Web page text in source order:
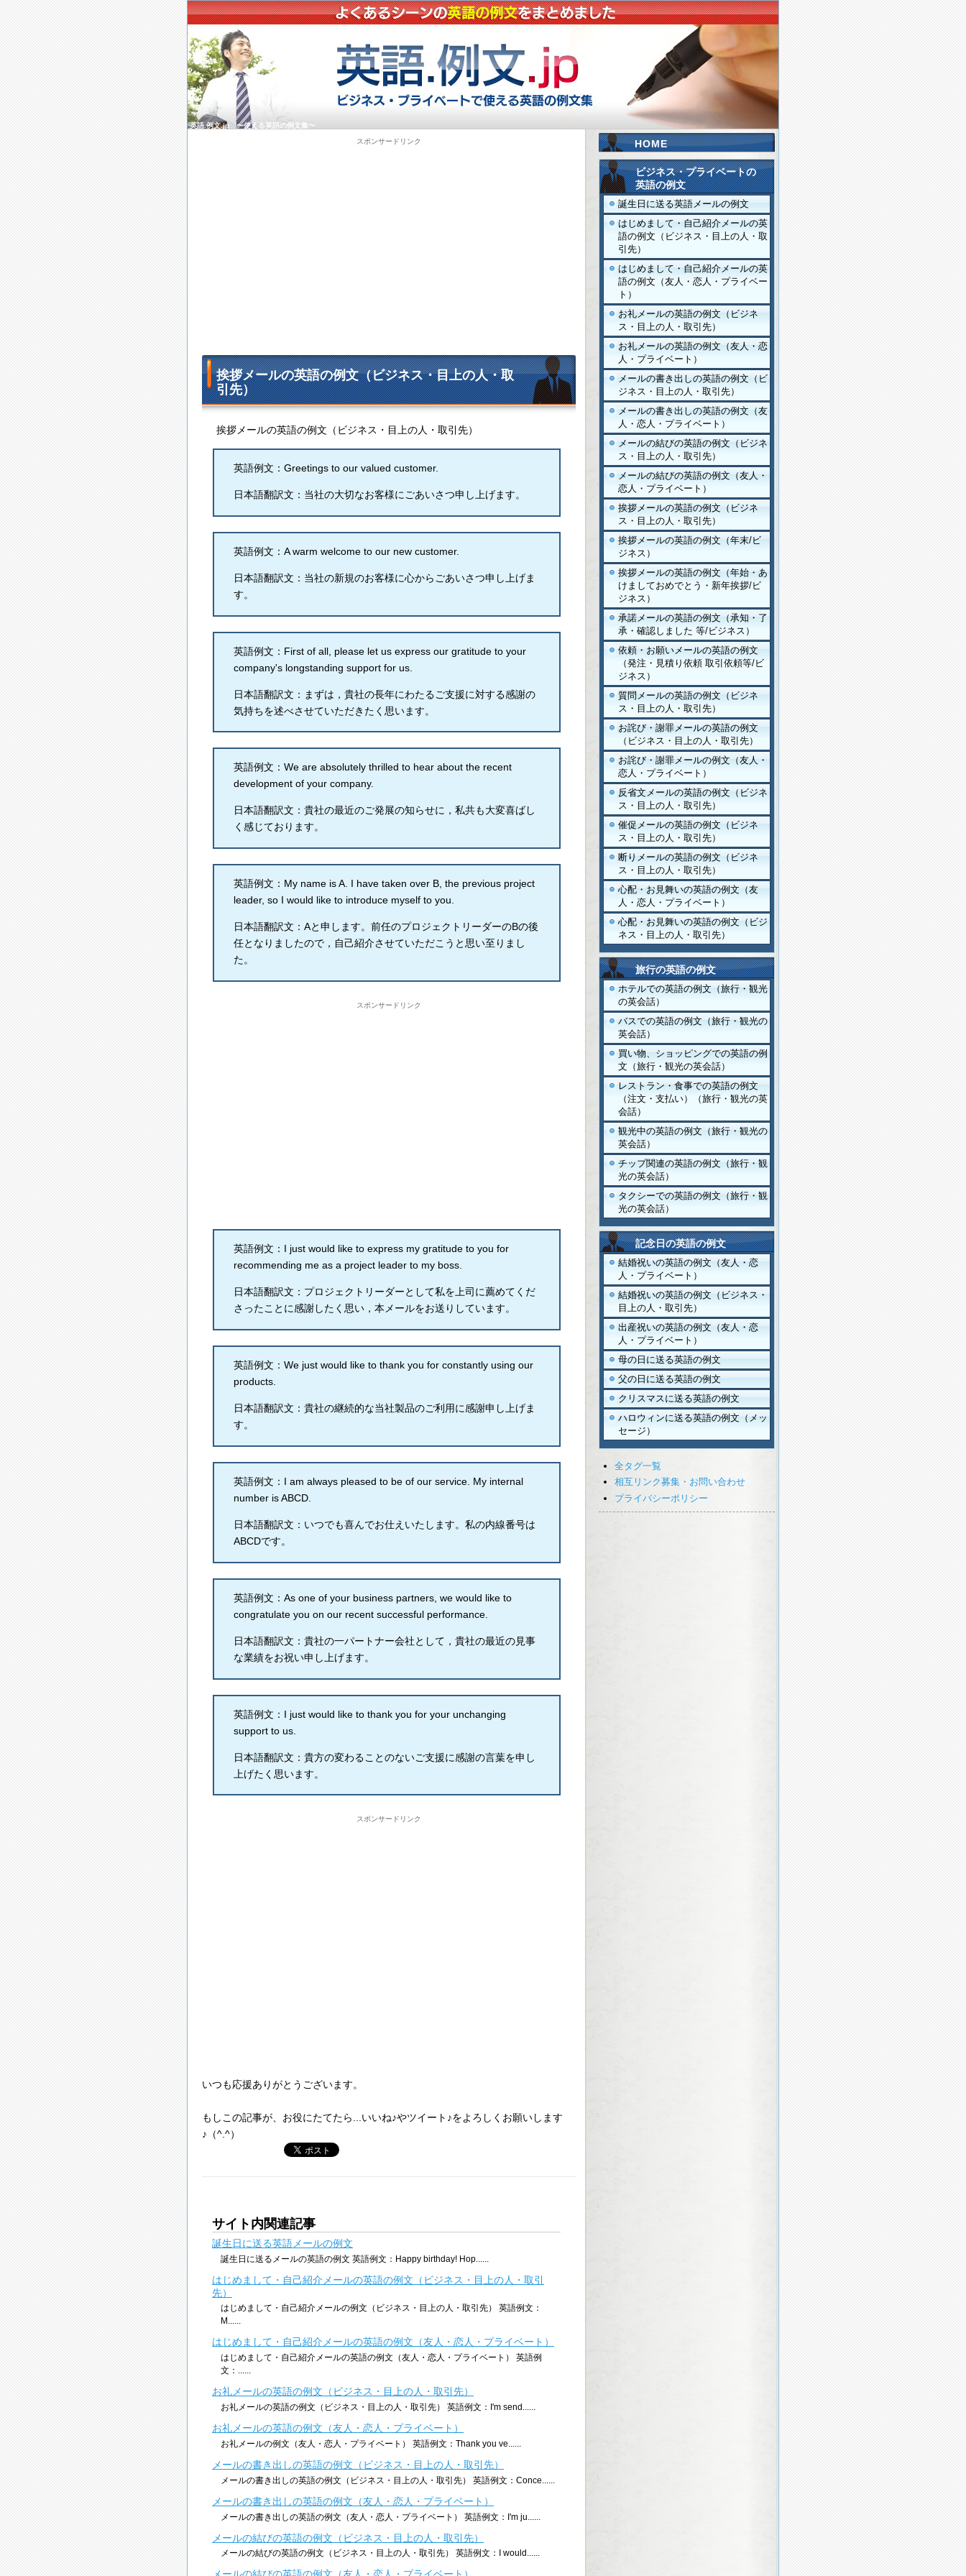
英語.例文.jp 〜使える英語の例文集〜
スポンサードリンク
挨拶メールの英語の例文（ビジネス・目上の人・取
引先）
挨拶メールの英語の例文（ビジネス・目上の人・取引先）
英語例文：Greetings to our valued customer.
日本語翻訳文：当社の大切なお客様にごあいさつ申し上げます。
英語例文：A warm welcome to our new customer.
日本語翻訳文：当社の新規のお客様に心からごあいさつ申し上げま
す。
英語例文：First of all, please let us express our gratitude to your
company's longstanding support for us.
日本語翻訳文：まずは，貴社の長年にわたるご支援に対する感謝の
気持ちを述べさせていただきたく思います。
英語例文：We are absolutely thrilled to hear about the recent
development of your company.
日本語翻訳文：貴社の最近のご発展の知らせに，私共も大変喜ばし
く感じております。
英語例文：My name is A. I have taken over B, the previous project
leader, so I would like to introduce myself to you.
日本語翻訳文：Aと申します。前任のプロジェクトリーダーのBの後
任となりましたので，自己紹介させていただこうと思い至りまし
た。
スポンサードリンク
英語例文：I just would like to express my gratitude to you for
recommending me as a project leader to my boss.
日本語翻訳文：プロジェクトリーダーとして私を上司に薦めてくだ
さったことに感謝したく思い，本メールをお送りしています。
英語例文：We just would like to thank you for constantly using our
products.
日本語翻訳文：貴社の継続的な当社製品のご利用に感謝申し上げま
す。
英語例文：I am always pleased to be of our service. My internal
number is ABCD.
日本語翻訳文：いつでも喜んでお仕えいたします。私の内線番号は
ABCDです。
英語例文：As one of your business partners, we would like to
congratulate you on our recent successful performance.
日本語翻訳文：貴社の一パートナー会社として，貴社の最近の見事
な業績をお祝い申し上げます。
英語例文：I just would like to thank you for your unchanging
support to us.
日本語翻訳文：貴方の変わることのないご支援に感謝の言葉を申し
上げたく思います。
スポンサードリンク
いつも応援ありがとうございます。
もしこの記事が、お役にたてたら...いいね♪やツイート♪をよろしくお願いします
♪（^.^）
サイト内関連記事
誕生日に送る英語メールの例文
誕生日に送るメールの英語の例文 英語例文：Happy birthday! Hop......
はじめまして・自己紹介メールの英語の例文（ビジネス・目上の人・取引
先）
はじめまして・自己紹介メールの例文（ビジネス・目上の人・取引先） 英語例文：
M......
はじめまして・自己紹介メールの英語の例文（友人・恋人・プライベート）
はじめまして・自己紹介メールの英語の例文（友人・恋人・プライベート） 英語例
文：......
お礼メールの英語の例文（ビジネス・目上の人・取引先）
お礼メールの英語の例文（ビジネス・目上の人・取引先） 英語例文：I'm send......
お礼メールの英語の例文（友人・恋人・プライベート）
お礼メールの例文（友人・恋人・プライベート） 英語例文：Thank you ve......
メールの書き出しの英語の例文（ビジネス・目上の人・取引先）
メールの書き出しの英語の例文（ビジネス・目上の人・取引先） 英語例文：Conce......
メールの書き出しの英語の例文（友人・恋人・プライベート）
メールの書き出しの英語の例文（友人・恋人・プライベート） 英語例文：I'm ju......
メールの結びの英語の例文（ビジネス・目上の人・取引先）
メールの結びの英語の例文（ビジネス・目上の人・取引先） 英語例文：I would......
HOME
ビジネス・プライベートの
英語の例文
誕生日に送る英語メールの例文
はじめまして・自己紹介メールの英
語の例文（ビジネス・目上の人・取
引先）
はじめまして・自己紹介メールの英
語の例文（友人・恋人・プライベー
ト）
お礼メールの英語の例文（ビジネ
ス・目上の人・取引先）
お礼メールの英語の例文（友人・恋
人・プライベート）
メールの書き出しの英語の例文（ビ
ジネス・目上の人・取引先）
メールの書き出しの英語の例文（友
人・恋人・プライベート）
メールの結びの英語の例文（ビジネ
ス・目上の人・取引先）
メールの結びの英語の例文（友人・
恋人・プライベート）
挨拶メールの英語の例文（ビジネ
ス・目上の人・取引先）
挨拶メールの英語の例文（年末/ビ
ジネス）
挨拶メールの英語の例文（年始・あ
けましておめでとう・新年挨拶/ビ
ジネス）
承諾メールの英語の例文（承知・了
承・確認しました 等/ビジネス）
依頼・お願いメールの英語の例文
（発注・見積り依頼 取引依頼等/ビ
ジネス）
質問メールの英語の例文（ビジネ
ス・目上の人・取引先）
お詫び・謝罪メールの英語の例文
（ビジネス・目上の人・取引先）
お詫び・謝罪メールの例文（友人・
恋人・プライベート）
反省文メールの英語の例文（ビジネ
ス・目上の人・取引先）
催促メールの英語の例文（ビジネ
ス・目上の人・取引先）
断りメールの英語の例文（ビジネ
ス・目上の人・取引先）
心配・お見舞いの英語の例文（友
人・恋人・プライベート）
心配・お見舞いの英語の例文（ビジ
ネス・目上の人・取引先）
旅行の英語の例文
ホテルでの英語の例文（旅行・観光
の英会話）
バスでの英語の例文（旅行・観光の
英会話）
買い物、ショッピングでの英語の例
文（旅行・観光の英会話）
レストラン・食事での英語の例文
（注文・支払い）（旅行・観光の英
会話）
観光中の英語の例文（旅行・観光の
英会話）
チップ関連の英語の例文（旅行・観
光の英会話）
タクシーでの英語の例文（旅行・観
光の英会話）
記念日の英語の例文
結婚祝いの英語の例文（友人・恋
人・プライベート）
結婚祝いの英語の例文（ビジネス・
目上の人・取引先）
出産祝いの英語の例文（友人・恋
人・プライベート）
母の日に送る英語の例文
父の日に送る英語の例文
クリスマスに送る英語の例文
ハロウィンに送る英語の例文（メッ
セージ）
全タグ一覧
相互リンク募集・お問い合わせ
プライバシーポリシー